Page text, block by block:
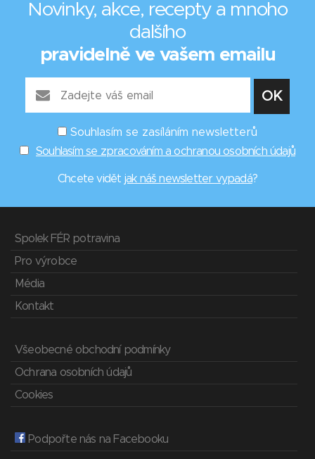
Novinky, akce, recepty a mnoho
dalšího
pravidelně ve vašem emailu
Souhlasím se zasíláním newsletterů
Souhlasím se zpracováním a ochranou osobních údajů
Chcete vidět jak náš newsletter vypadá?
Spolek FÉR potravina
Pro výrobce
Média
Kontakt
Všeobecné obchodní podmínky
Ochrana osobních údajů
Cookies
Podpořte nás na Facebooku